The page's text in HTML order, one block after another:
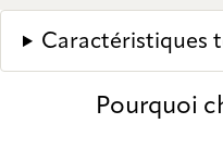
Caractéristiques
Pourquoi